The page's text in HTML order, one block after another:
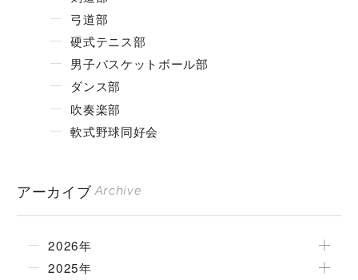
弓道部
硬式テニス部
男子バスケットボール部
ダンス部
吹奏楽部
軟式野球同好会
アーカイブ Archive
2026年
2025年